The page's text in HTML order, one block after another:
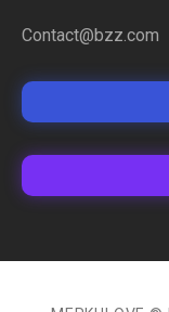
Contact@bzz.com